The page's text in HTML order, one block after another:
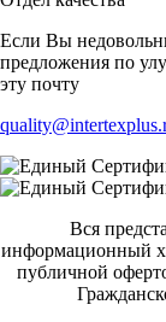
Если Вы
предложения по
эту почту
Вся
информационный
публичной